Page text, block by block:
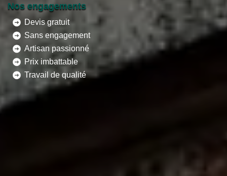
Nos engagements
Devis gratuit
Sans engagement
Artisan passionné
Prix imbattable
Travail de qualité